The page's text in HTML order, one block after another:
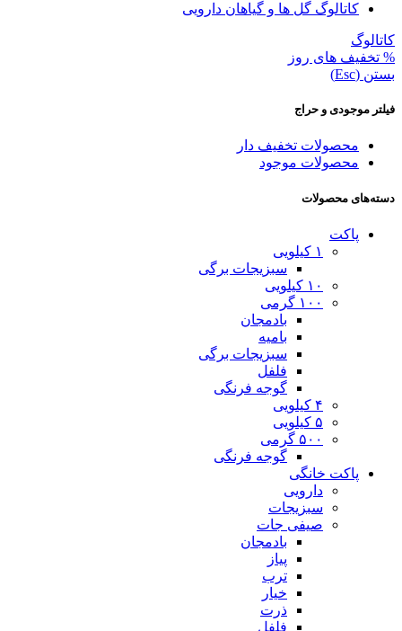
کاتالوگ گل ها و گیاهان دارویی
کاتالوگ
% تخفیف های روز
بستن (Esc)
فیلتر موجودی و حراج
محصولات تخفیف دار
محصولات موجود
دسته‌های محصولات
پاکت
۱ کیلویی
سبزیجات برگی
۱۰ کیلویی
۱۰۰ گرمی
بادمجان
بامیه
سبزیجات برگی
فلفل
گوجه فرنگی
۴ کیلویی
۵ کیلویی
۵۰۰ گرمی
گوجه فرنگی
پاکت خانگی
دارویی
سبزیجات
صیفی جات
بادمجان
پیاز
ترب
خیار
ذرت
فلفل